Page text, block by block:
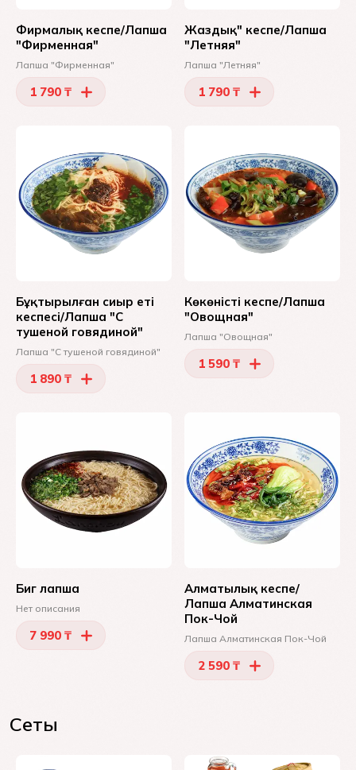
Фирмалық кеспе/Лапша
"Фирменная"
Лапша "Фирменная"
1 790 ₸
Жаздық" кеспе/Лапша
"Летняя"
Лапша "Летняя"
1 790 ₸
Бұқтырылған сиыр еті
кеспесі/Лапша "С
тушеной говядиной"
Лапша "С тушеной говядиной"
1 890 ₸
Көкөністі кеспе/Лапша
"Овощная"
Лапша "Овощная"
1 590 ₸
Биг лапша
Нет описания
7 990 ₸
Алматылық кеспе/
Лапша Алматинская
Пок-Чой
Лапша Алматинская Пок-Чой
2 590 ₸
Сеты